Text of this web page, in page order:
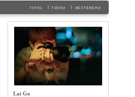
Lai Go